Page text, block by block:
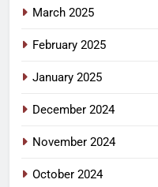
March 2025
February 2025
January 2025
December 2024
November 2024
October 2024